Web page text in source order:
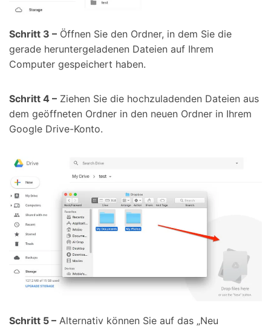
Schritt 3 – Öffnen Sie den Ordner, in dem Sie die
gerade heruntergeladenen Dateien auf Ihrem
Computer gespeichert haben.
Schritt 4 – Ziehen Sie die hochzuladenden Dateien aus
dem geöffneten Ordner in den neuen Ordner in Ihrem
Google Drive-Konto.
Schritt 5 – Alternativ können Sie auf das „Neu